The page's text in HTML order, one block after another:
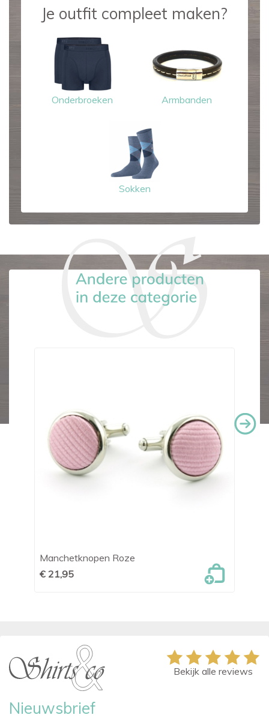
Je outfit compleet maken?
Onderbroeken Armbanden
Sokken
Manchetknopen Roze
€ 21,95
Nieuwsbrief
Bekijk alle reviews